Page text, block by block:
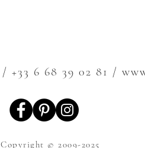
/ +33 6 68 39 02 81 /
Copyright © 2009-2025